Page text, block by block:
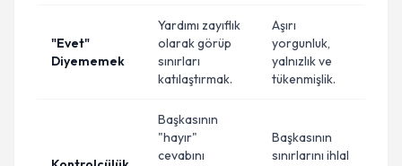
"Evet"
Diyememek
Yardımı zayıflık
olarak görüp
sınırları
katılaştırmak.
Aşırı
yorgunluk,
yalnızlık ve
tükenmişlik.
Başkasının
"hayır"
cevabını
Başkasının
sınırlarını ihlal